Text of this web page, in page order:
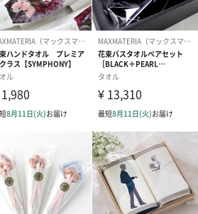
ダンボール装飾（チュ
ーリップ）（720円）
ダンボール装
イトピンク×
ト）（580円）